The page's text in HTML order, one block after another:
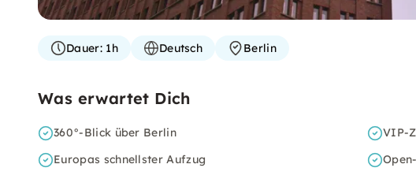
Dauer:1h Deutsch Berlin
Was erwartet Dich
360°-Blick über Berlin
VIP-
Europas schnellster Aufzug